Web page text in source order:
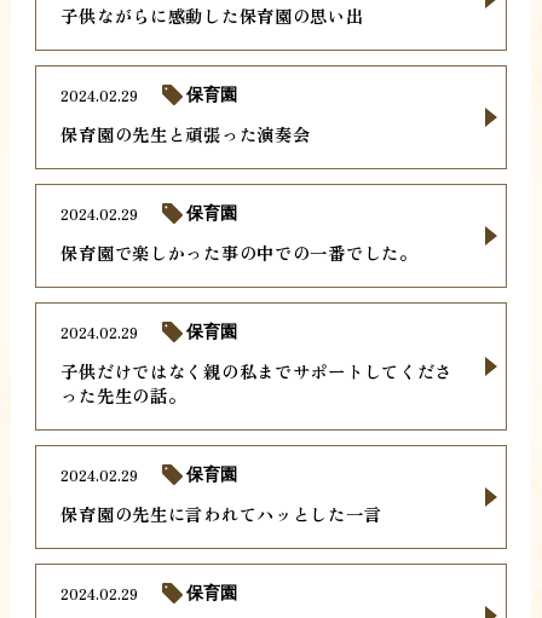
子供ながらに感動した保育園の思い出
保育園の先生と頑張った演奏会
2024.02.29 保育園
保育園で楽しかった事の中での一番でした。
2024.02.29 保育園
子供だけではなく親の私までサポートしてくださ
った先生の話。
2024.02.29 保育園
保育園の先生に言われてハッとした一言
2024.02.29 保育園
2024.02.29 保育園